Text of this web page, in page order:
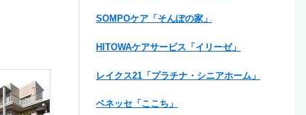
SOMPOケア「そんぽの家」
HITOWAケアサービス「イリーゼ」
レイクス21「プラチナ・シニアホーム」
ベネッセ「ここち」